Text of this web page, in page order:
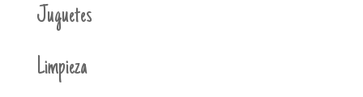
Juguetes
Limpieza